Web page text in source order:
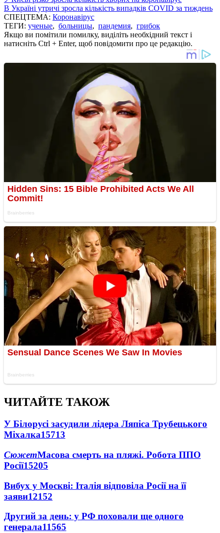
В Україні утричі зросла кількість випадків COVID за тиждень
СПЕЦТЕМА: Коронавірус
ТЕГИ: ученые, больницы, пандемия, грибок
Якщо ви помітили помилку, виділіть необхідний текст і
натисніть Ctrl + Enter, щоб повідомити про це редакцію.
ЧИТАЙТЕ ТАКОЖ
У Білорусі засудили лідера Ляпіса Трубецького
Міхалка15713
СюжетМасова смерть на пляжі. Робота ППО
Росії15205
Вибух у Москві: Італія відповіла Росії на її
заяви12152
Другий за день: у РФ поховали ще одного
генерала11565